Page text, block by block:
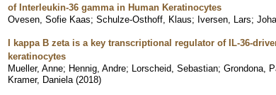
of Interleukin-36 gamma in Human Keratinocytes
Ovesen, Sofie Kaas; Schulze-Osthoff, Klaus; Iversen, Lars;
I kappa B zeta is a key transcriptional regulator of IL-36-
keratinocytes
Mueller, Anne; Hennig, Andre; Lorscheid, Sebastian; Grondona,
Kramer, Daniela (2018)